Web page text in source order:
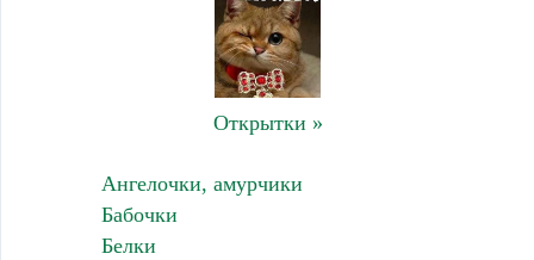
Открытки »
Ангелочки, амурчики
Бабочки
Белки